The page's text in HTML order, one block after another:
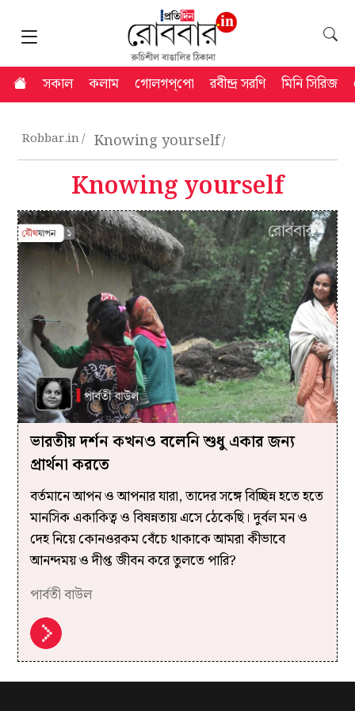
সকাল কলাম গোলগপ্‌পো রবীন্দ্র সরণি মিনি সিরিজ
Robbar.in Knowing yourself
Knowing yourself
ভারতীয় দর্শন কখনও বলেনি শুধু একার জন্য
প্রার্থনা করতে
বর্তমানে আপন ও আপনার যারা, তাদের সঙ্গে বিচ্ছিন্ন হতে হতে
মানসিক একাকিত্ব ও বিষন্নতায় এসে ঠেকেছি। দুর্বল মন ও
দেহ নিয়ে কোনওরকম বেঁচে থাকাকে আমরা কীভাবে
আনন্দময় ও দীপ্ত জীবন করে তুলতে পারি?
পার্বতী বাউল